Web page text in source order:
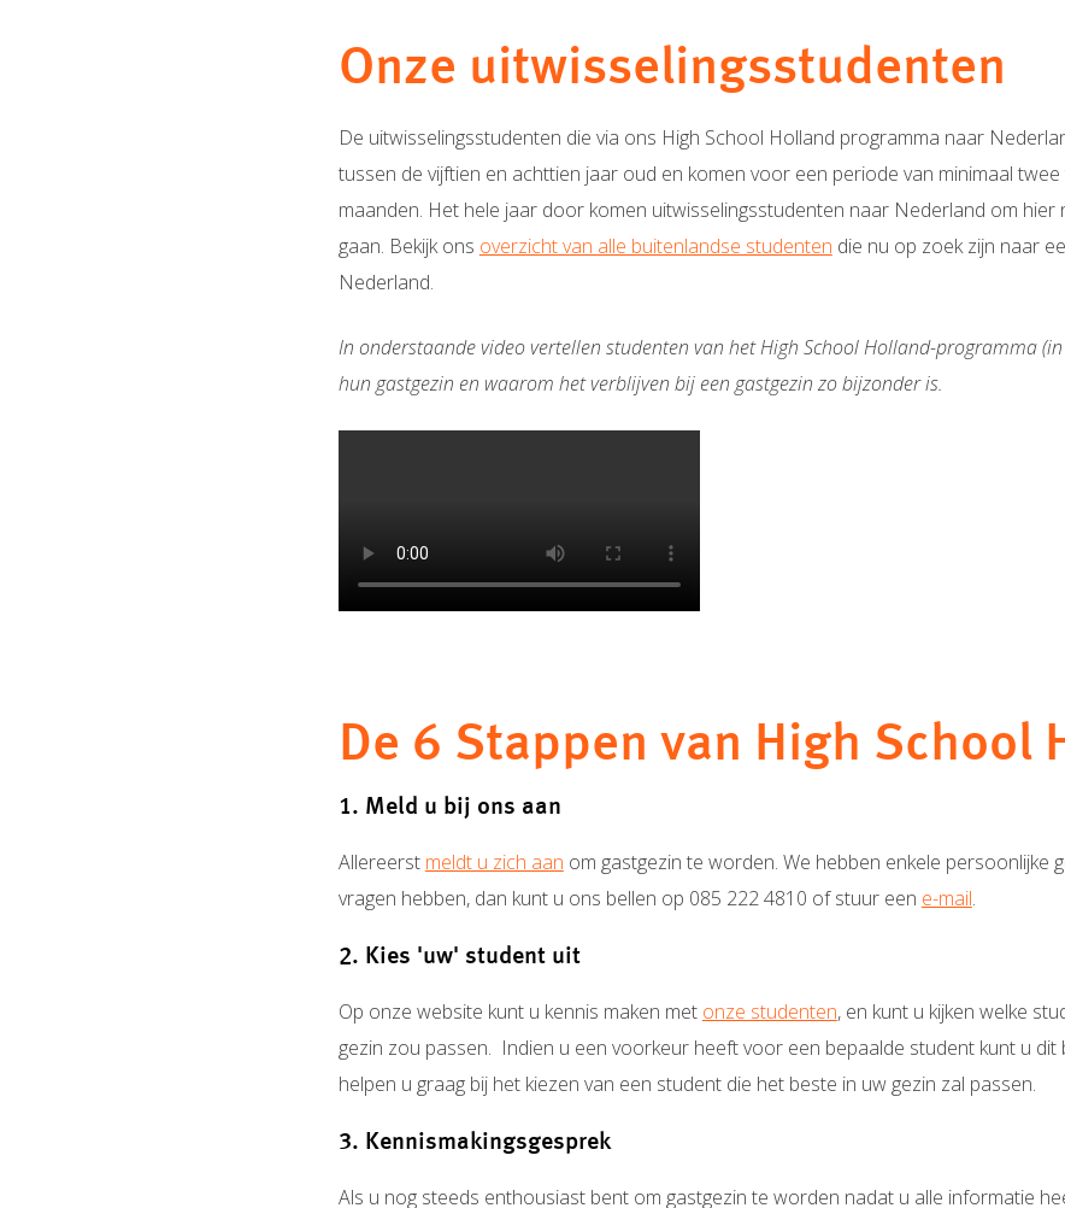
Onze uitwisselingsstudenten
De uitwisselingsstudenten die via ons High School Holland programma naar
tussen de vijftien en achttien jaar oud en komen voor een periode van minimaal
maanden. Het hele jaar door komen uitwisselingsstudenten naar Nederland om hier
gaan. Bekijk ons overzicht van alle buitenlandse studenten die nu op zoek zijn naar
Nederland.
In onderstaande video vertellen studenten van het High School Holland-programma
hun gastgezin en waarom het verblijven bij een gastgezin zo bijzonder is.
De 6 Stappen van High School
1. Meld u bij ons aan
Allereerst meldt u zich aan om gastgezin te worden. We hebben enkele persoonlijke
vragen hebben, dan kunt u ons bellen op 085 222 4810 of stuur een e-mail.
2. Kies 'uw' student uit
Op onze website kunt u kennis maken met onze studenten, en kunt u kijken welke
gezin zou passen. Indien u een voorkeur heeft voor een bepaalde student kunt u dit
helpen u graag bij het kiezen van een student die het beste in uw gezin zal passen.
3. Kennismakingsgesprek
Als u nog steeds enthousiast bent om gastgezin te worden nadat u alle informatie